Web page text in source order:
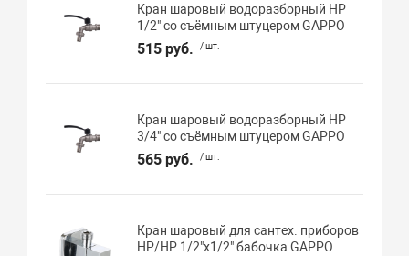
Кран шаровый водоразборный НР
1/2" со съёмным штуцером GAPPO
515 руб. / шт.
Кран шаровый водоразборный НР
3/4" со съёмным штуцером GAPPO
565 руб. / шт.
Кран шаровый для сантех. приборов
НР/НР 1/2"х1/2" бабочка GAPPO